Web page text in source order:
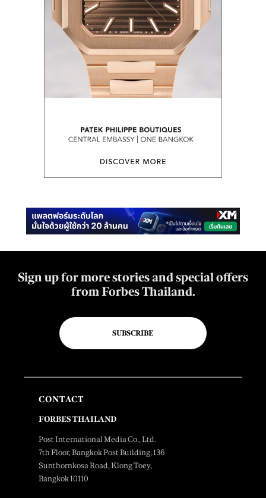
Sign up for more stories and special offers
from Forbes Thailand.
SUBSCRIBE
CONTACT
FORBES THAILAND
Post International Media Co., Ltd.
7th Floor, Bangkok Post Building, 136
Sunthornkosa Road, Klong Toey,
Bangkok 10110